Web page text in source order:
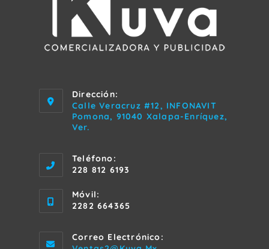
Dirección:
Calle Veracruz #12, INFONAVIT
Pomona, 91040 Xalapa-Enríquez,
Ver.
Teléfono:
228 812 6193
Móvil:
2282 664365
Correo Electrónico: